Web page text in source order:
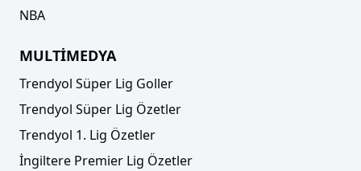
NBA
MULTİMEDYA
Trendyol Süper Lig Goller
Trendyol Süper Lig Özetler
Trendyol 1. Lig Özetler
İngiltere Premier Lig Özetler